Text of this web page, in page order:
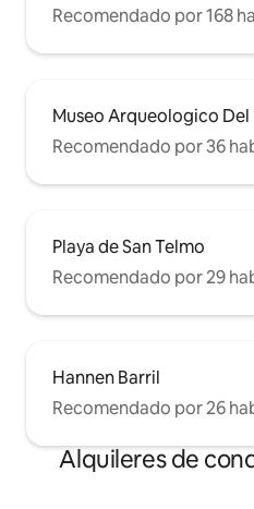
Recomendado por 168
Museo Arqueologico Del
Recomendado por 36
Playa de San Telmo
Recomendado por 29
Hannen Barril
Recomendado por 26
Alquileres de